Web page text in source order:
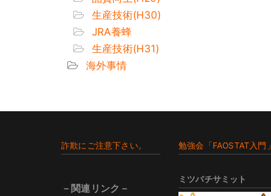
生産技術(H30)
JRA養蜂
生産技術(H31)
海外事情
詐欺にご注意下さい。
－関連リンク－
勉強会「FAOSTAT入門」
ミツバチサミット